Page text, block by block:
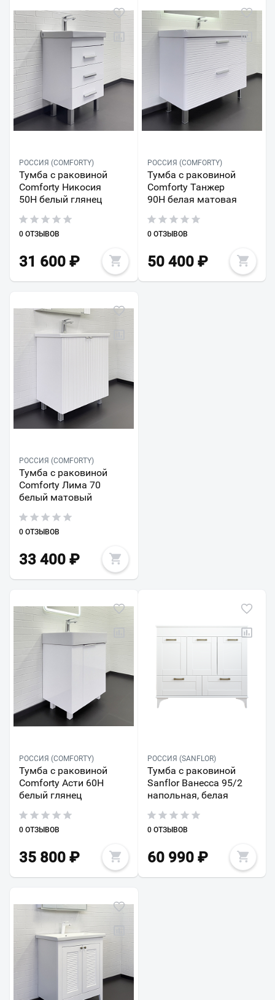
РОССИЯ (COMFORTY)
Тумба с раковиной
Comforty Никосия
50Н белый глянец
0 ОТЗЫВОВ
31 600 ₽
РОССИЯ (COMFORTY)
Тумба с раковиной
Comforty Танжер
90Н белая матовая
0 ОТЗЫВОВ
50 400₽
РОССИЯ (COMFORTY)
Тумба с раковиной
Comforty Лима 70
белый матовый
0 ОТЗЫВОВ
33 400 ₽
РОССИЯ (COMFORTY)
Тумба с раковиной
Comforty Асти 60Н
белый глянец
0 ОТЗЫВОВ
35 800 ₽
РОССИЯ (SANFLOR)
Тумба с раковиной
Sanflor Ванесса 95/2
напольная, белая
0 ОТЗЫВОВ
60 990₽